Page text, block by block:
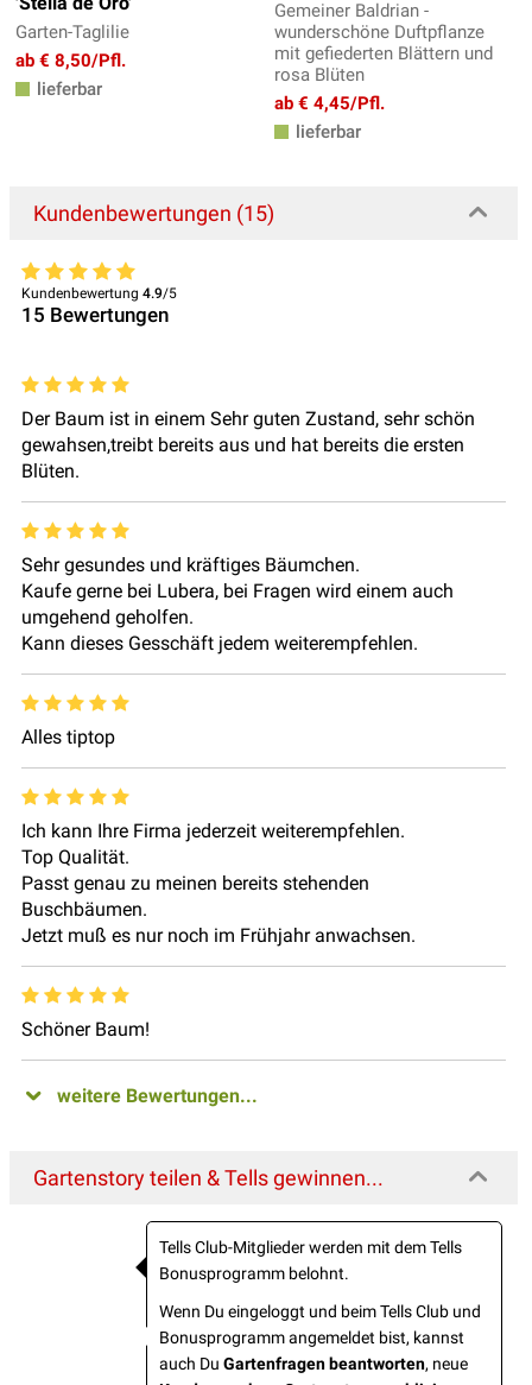
Garten-Taglilie
ab € 8,50/Pfl.
lieferbar
Gemeiner Baldrian -
wunderschöne Duftpflanze
mit gefiederten Blättern und
rosa Blüten
ab € 4,45/Pfl.
lieferbar
Kundenbewertungen (15)
Kundenbewertung 4.9/5
15 Bewertungen
Der Baum ist in einem Sehr guten Zustand, sehr schön
gewahsen,treibt bereits aus und hat bereits die ersten
Blüten.
Sehr gesundes und kräftiges Bäumchen.
Kaufe gerne bei Lubera, bei Fragen wird einem auch
umgehend geholfen.
Kann dieses Gesschäft jedem weiterempfehlen.
Alles tiptop
Ich kann Ihre Firma jederzeit weiterempfehlen.
Top Qualität.
Passt genau zu meinen bereits stehenden
Buschbäumen.
Jetzt muß es nur noch im Frühjahr anwachsen.
Schöner Baum!
weitere Bewertungen...
Gartenstory teilen & Tells gewinnen...
Tells Club-Mitglieder werden mit dem Tells
Bonusprogramm belohnt.
Wenn Du eingeloggt und beim Tells Club und
Bonusprogramm angemeldet bist, kannst
auch Du Gartenfragen beantworten, neue